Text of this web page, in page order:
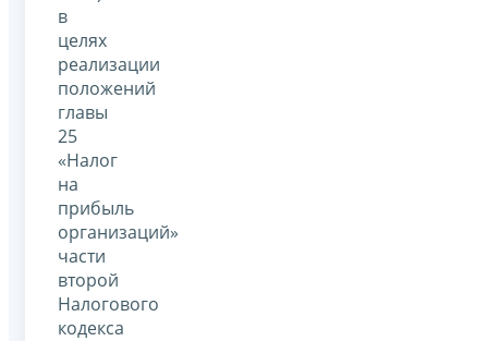
в
целях
реализации
положений
главы
25
«Налог
на
прибыль
организаций»
части
второй
Налогового
кодекса